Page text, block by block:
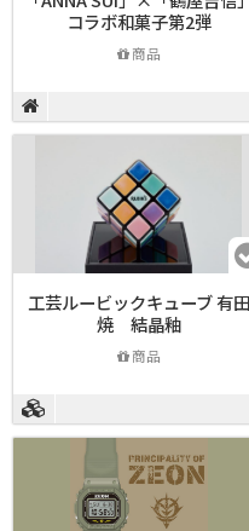
コラボ和菓子第2弾
商品
工芸ルービックキューブ 有田
焼 結晶釉
商品